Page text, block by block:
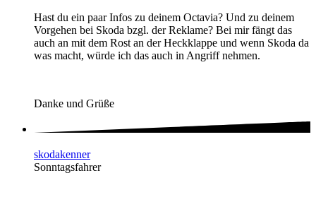
Hast du ein paar Infos zu deinem Octavia? Und zu deinem
Vorgehen bei Skoda bzgl. der Reklame? Bei mir fängt das
auch an mit dem Rost an der Heckklappe und wenn Skoda da
was macht, würde ich das auch in Angriff nehmen.
Danke und Grüße
skodakenner
Sonntagsfahrer